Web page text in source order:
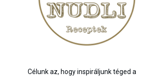
Célunk az, hogy inspiráljunk téged a